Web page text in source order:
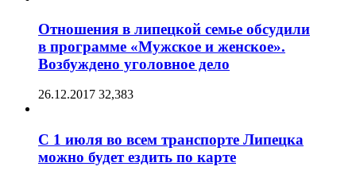
Отношения в липецкой семье обсудили
в программе «Мужское и женское».
Возбуждено уголовное дело
26.12.2017 32,383
С 1 июля во всем транспорте Липецка
можно будет ездить по карте